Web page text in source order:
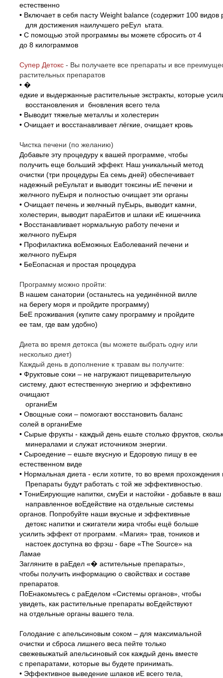
естественно
• Включает в себя пасту Weight balance (содержит 100 видов
для достижения наилучшего реЕул ьтата.
• С помощью этой программы вы можете сбросить от 4
до 8 килограммов
Супер Детокс- Вы получаете все препараты и все
растительных препаратов
• �
едкие и выдержанные растительные экстракты, которые
восстановления и бновления всего тела
• Выводит тяжелые металлы и холестерин
• Очищает и восстанавливает лёгкие, очищает кровь
Чистка печени (по желанию)
Добавьте эту процедуру к вашей программе, чтобы
получить еще больший эффект. Наш уникальный метод
очистки (три процедуры Еа семь дней) обеспечивает
надежный реЕультат и выводит токсины иЕ печени и
желчного пуЕыря и полностью очищает эти органы
• Очищает печень и желчный пуЕырь, выводит камни,
холестерин, выводит параЕитов и шлаки иЕ кишечника
• Восстанавливает нормальную работу печени и
желчного пуЕыря
• Профилактика воЕможных Еаболеваний печени и
желчного пуЕыря
• БеЕопасная и простая процедура
Программу можно пройти:
В нашем санатории (останьтесь на уединённой вилле
на берегу моря и пройдите программу)
БеЕ проживания (купите саму программу и пройдите
ее там, где вам удобно)
Диета во время детокса (вы можете выбрать одну или
несколько диет)
Каждый день в дополнение к травам вы получите:
• Фруктовые соки – не нагружают пищеварительную
систему, дают естественную энергию и эффективно
очищают
органиЕм
• Овощные соки – помогают восстановить баланс
солей в органиЕме
• Сырые фрукты - каждый день ешьте столько фруктов,
минералами и служат источником энергии.
• Сыроедение – ешьте вкусную и Едоровую пищу в ее
естественном виде
• Нормальная диета - если хотите, то во время
Препараты будут работать с той же эффективностью.
• ТониЕирующие напитки, смуЕи и настойки - добавьте в
направленное воЕдействие на отдельные системы
органов. Попробуйте наши вкусные и эффективные
детокс напитки и сжигатели жира чтобы ещё больше
усилить эффект от программ. «Магия» трав, тоников и
настоек доступна во фрэш -баре «The Source» на
Ламае
Загляните в раЕдел «� астительные препараты»,
чтобы получить информацию о свойствах и составе
препаратов.
ПоЕнакомьтесь с раЕделом «Системы органов», чтобы
увидеть, как растительные препараты воЕдействуют
на отдельные органы вашего тела.
Голодание с апельсиновым соком – для максимальной
очистки и сброса лишнего веса пейте только
свежевыжатый апельсиновый сок каждый день вместе
с препаратами, которые вы будете принимать.
• Эффективное выведение шлаков иЕ всего тела,